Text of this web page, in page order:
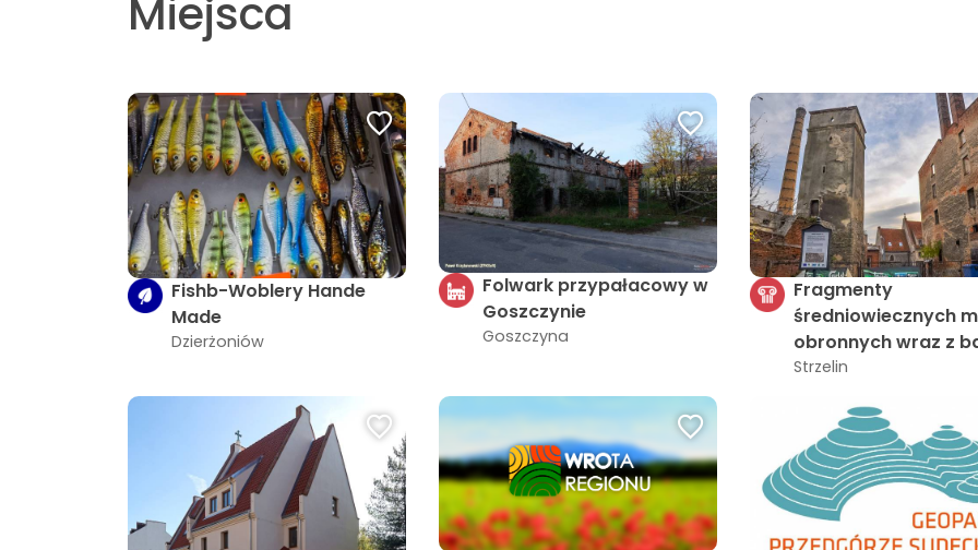
Miejsca
Fishb-Woblery Hande
Made
Dzierżoniów
Folwark przypałacowy w
Goszczynie
Goszczyna
Fragmenty
średniowiecznych
obronnych wraz z
prochową w
Strzelin